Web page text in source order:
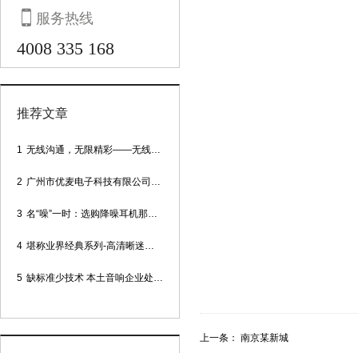
 服务热线
4008 335 168
推荐文章
1 无线沟通，无限精彩——无线会议话筒
2 广州市优麦电子科技有限公司网站正式上线！
3 名“噪”一时：选购降噪耳机那些事
4 堪称业界经典系列-高清晰迷你型头戴话筒
5 缺标准少技术 本土音响企业处境尴尬
上一条： 南京某新城